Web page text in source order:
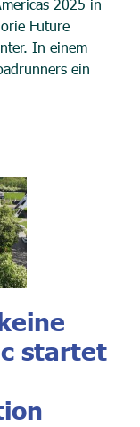
2025 in
Future
In einem
ein
startet